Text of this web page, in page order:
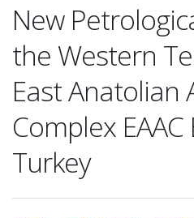
New
the Western
East Anatolian
Complex
Turkey